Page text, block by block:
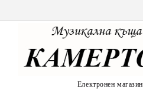
Електронен